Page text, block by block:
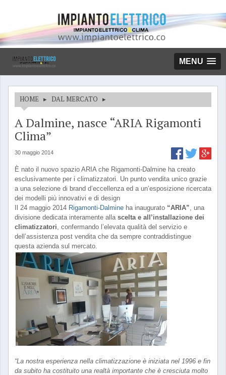
MENU
HOME ▸ DAL MERCATO ▸
A Dalmine, nasce “ARIA Rigamonti
Clima”
30 maggio 2014
È nato il nuovo spazio ARIA che Rigamonti-Dalmine ha creato
esclusivamente per i climatizzatori. Un punto vendita unico grazie
a una selezione di brand d’eccellenza ed a un’esposizione ricercata
dei modelli più innovativi e di design
Il 24 maggio 2014 Rigamonti-Dalmine ha inaugurato “ARIA”, una
divisione dedicata interamente alla scelta e all’installazione dei
climatizzatori, confermando l’elevata qualità del servizio e
dell’assistenza post vendita che da sempre contraddistingue
questa azienda sul mercato.
“La nostra esperienza nella climatizzazione è iniziata nel 1996 e fin
da subito ha costituito una realtà importante che è cresciuta molto